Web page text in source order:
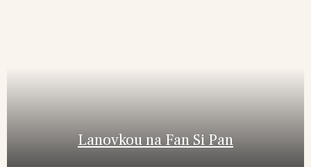
Lanovkou na Fan Si Pan